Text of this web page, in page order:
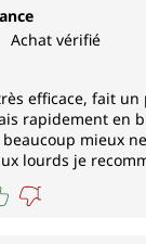
de 5 sur 5 étoiles
Achat vérifié
efficace, fait un
rapidement en
mieux
lourds je